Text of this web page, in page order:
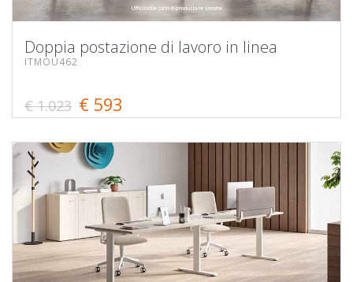
Doppia postazione di lavoro in linea
ITMOU462
€ 1.023 € 593